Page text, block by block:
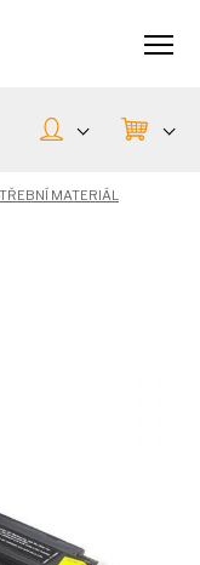
MATERIÁL